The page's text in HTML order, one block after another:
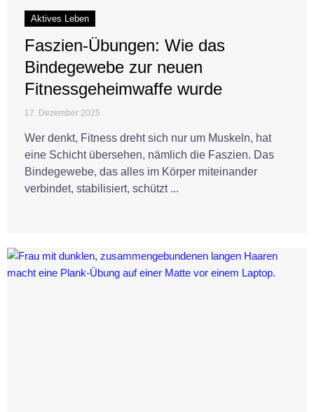
Aktives Leben
Faszien-Übungen: Wie das
Bindegewebe zur neuen
Fitnessgeheimwaffe wurde
17. Dezember 2025
Wer denkt, Fitness dreht sich nur um Muskeln, hat
eine Schicht übersehen, nämlich die Faszien. Das
Bindegewebe, das alles im Körper miteinander
verbindet, stabilisiert, schützt ...